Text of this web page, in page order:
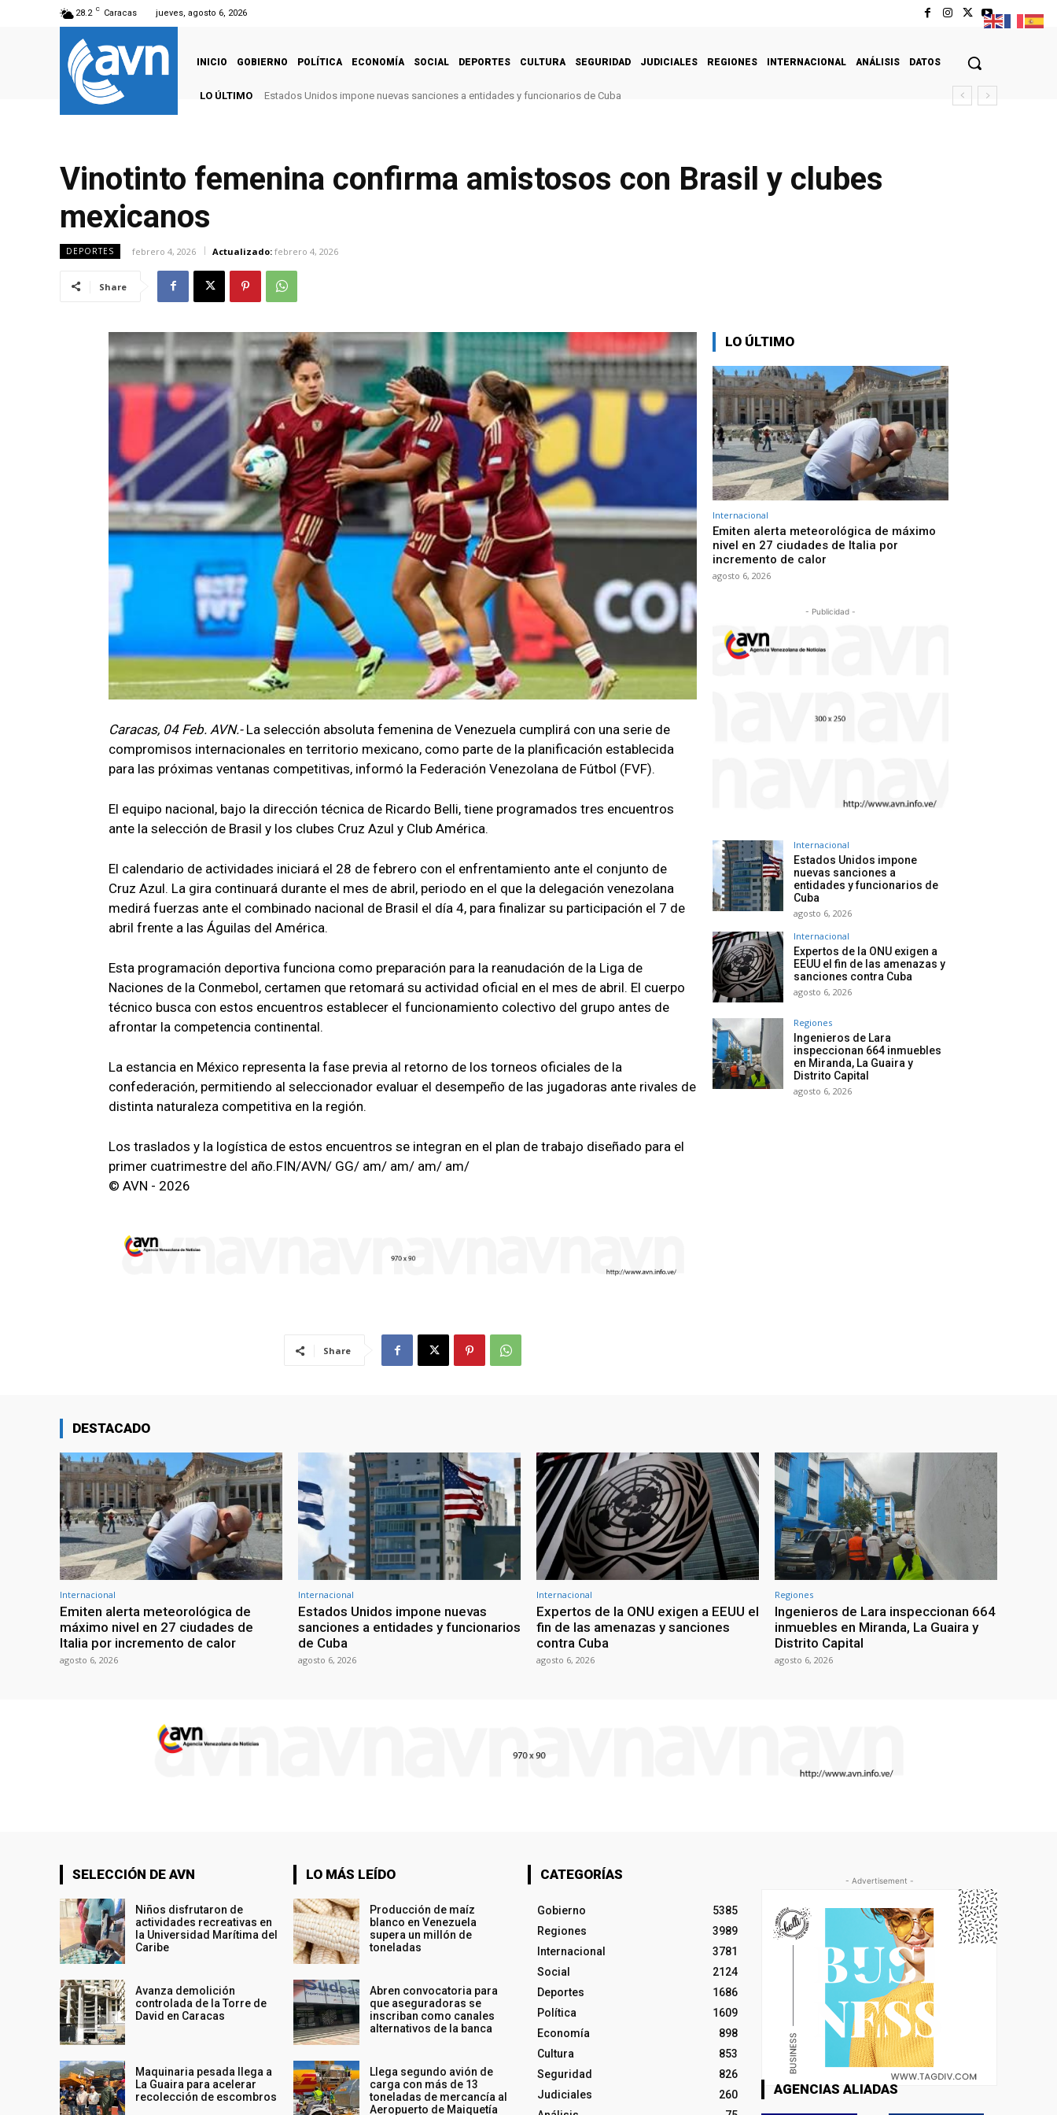
28.2 C Caracas jueves, agosto 6, 2026
INICIO GOBIERNO POLÍTICA ECONOMÍA SOCIAL DEPORTES CULTURA SEGURIDAD JUDICIALES REGIONES INTERNACIONAL ANÁLISIS DATOS
LO ÚLTIMO Estados Unidos impone nuevas sanciones a entidades y funcionarios de Cuba
Vinotinto femenina confirma amistosos con Brasil y clubes
mexicanos
DEPORTES febrero 4, 2026 Actualizado: febrero 4, 2026
Share
Caracas, 04 Feb. AVN.- La selección absoluta femenina de Venezuela cumplirá con una serie de
compromisos internacionales en territorio mexicano, como parte de la planificación establecida
para las próximas ventanas competitivas, informó la Federación Venezolana de Fútbol (FVF).
El equipo nacional, bajo la dirección técnica de Ricardo Belli, tiene programados tres encuentros
ante la selección de Brasil y los clubes Cruz Azul y Club América.
El calendario de actividades iniciará el 28 de febrero con el enfrentamiento ante el conjunto de
Cruz Azul. La gira continuará durante el mes de abril, periodo en el que la delegación venezolana
medirá fuerzas ante el combinado nacional de Brasil el día 4, para finalizar su participación el 7 de
abril frente a las Águilas del América.
Esta programación deportiva funciona como preparación para la reanudación de la Liga de
Naciones de la Conmebol, certamen que retomará su actividad oficial en el mes de abril. El cuerpo
técnico busca con estos encuentros establecer el funcionamiento colectivo del grupo antes de
afrontar la competencia continental.
La estancia en México representa la fase previa al retorno de los torneos oficiales de la
confederación, permitiendo al seleccionador evaluar el desempeño de las jugadoras ante rivales de
distinta naturaleza competitiva en la región.
Los traslados y la logística de estos encuentros se integran en el plan de trabajo diseñado para el
primer cuatrimestre del año.FIN/AVN/ GG/ am/ am/ am/ am/
© AVN - 2026
Share
LO ÚLTIMO
Internacional
Emiten alerta meteorológica de máximo
nivel en 27 ciudades de Italia por
incremento de calor
agosto 6, 2026
- Publicidad -
Internacional
Estados Unidos impone
nuevas sanciones a
entidades y funcionarios de
Cuba
agosto 6, 2026
Internacional
Expertos de la ONU exigen a
EEUU el fin de las amenazas y
sanciones contra Cuba
agosto 6, 2026
Regiones
Ingenieros de Lara
inspeccionan 664 inmuebles
en Miranda, La Guaira y
Distrito Capital
agosto 6, 2026
DESTACADO
Internacional
Emiten alerta meteorológica de
máximo nivel en 27 ciudades de
Italia por incremento de calor
agosto 6, 2026
Internacional
Estados Unidos impone nuevas
sanciones a entidades y funcionarios
de Cuba
agosto 6, 2026
Internacional
Expertos de la ONU exigen a EEUU el
fin de las amenazas y sanciones
contra Cuba
agosto 6, 2026
Regiones
Ingenieros de Lara inspeccionan 664
inmuebles en Miranda, La Guaira y
Distrito Capital
agosto 6, 2026
SELECCIÓN DE AVN
Niños disfrutaron de
actividades recreativas en
la Universidad Marítima del
Caribe
Avanza demolición
controlada de la Torre de
David en Caracas
Maquinaria pesada llega a
La Guaira para acelerar
recolección de escombros
LO MÁS LEÍDO
Producción de maíz
blanco en Venezuela
supera un millón de
toneladas
Abren convocatoria para
que aseguradoras se
inscriban como canales
alternativos de la banca
Llega segundo avión de
carga con más de 13
toneladas de mercancía al
Aeropuerto de Maiquetía
CATEGORÍAS
Gobierno
5385
Regiones
3989
Internacional
3781
Social
2124
Deportes
1686
Política
1609
Economía
898
Cultura
853
Seguridad
826
Judiciales
260
- Advertisement -
AGENCIAS ALIADAS